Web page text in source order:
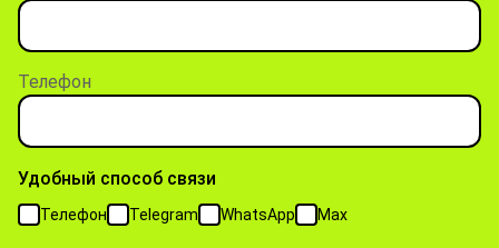
Телефон
Удобный способ связи
Телефон Telegram WhatsApp Max